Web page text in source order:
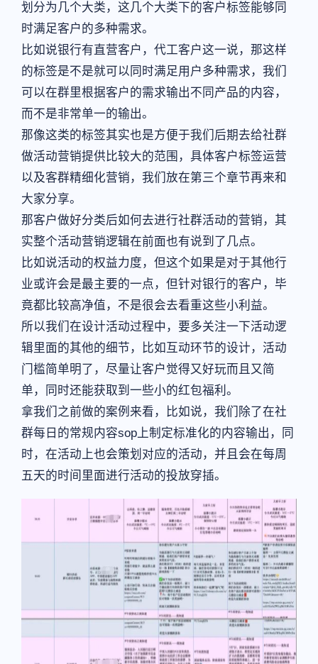
划分为几个大类，这几个大类下的客户标签能够同
时满足客户的多种需求。
比如说银行有直营客户，代工客户这一说，那这样
的标签是不是就可以同时满足用户多种需求，我们
可以在群里根据客户的需求输出不同产品的内容，
而不是非常单一的输出。
那像这类的标签其实也是方便于我们后期去给社群
做活动营销提供比较大的范围，具体客户标签运营
以及客群精细化营销，我们放在第三个章节再来和
大家分享。
那客户做好分类后如何去进行社群活动的营销，其
实整个活动营销逻辑在前面也有说到了几点。
比如说活动的权益力度，但这个如果是对于其他行
业或许会是最主要的一点，但针对银行的客户，毕
竟都比较高净值，不是很会去看重这些小利益。
所以我们在设计活动过程中，要多关注一下活动逻
辑里面的其他的细节，比如互动环节的设计，活动
门槛简单明了，尽量让客户觉得又好玩而且又简
单，同时还能获取到一些小的红包福利。
拿我们之前做的案例来看，比如说，我们除了在社
群每日的常规内容sop上制定标准化的内容输出，同
时，在活动上也会策划对应的活动，并且会在每周
五天的时间里面进行活动的投放穿插。